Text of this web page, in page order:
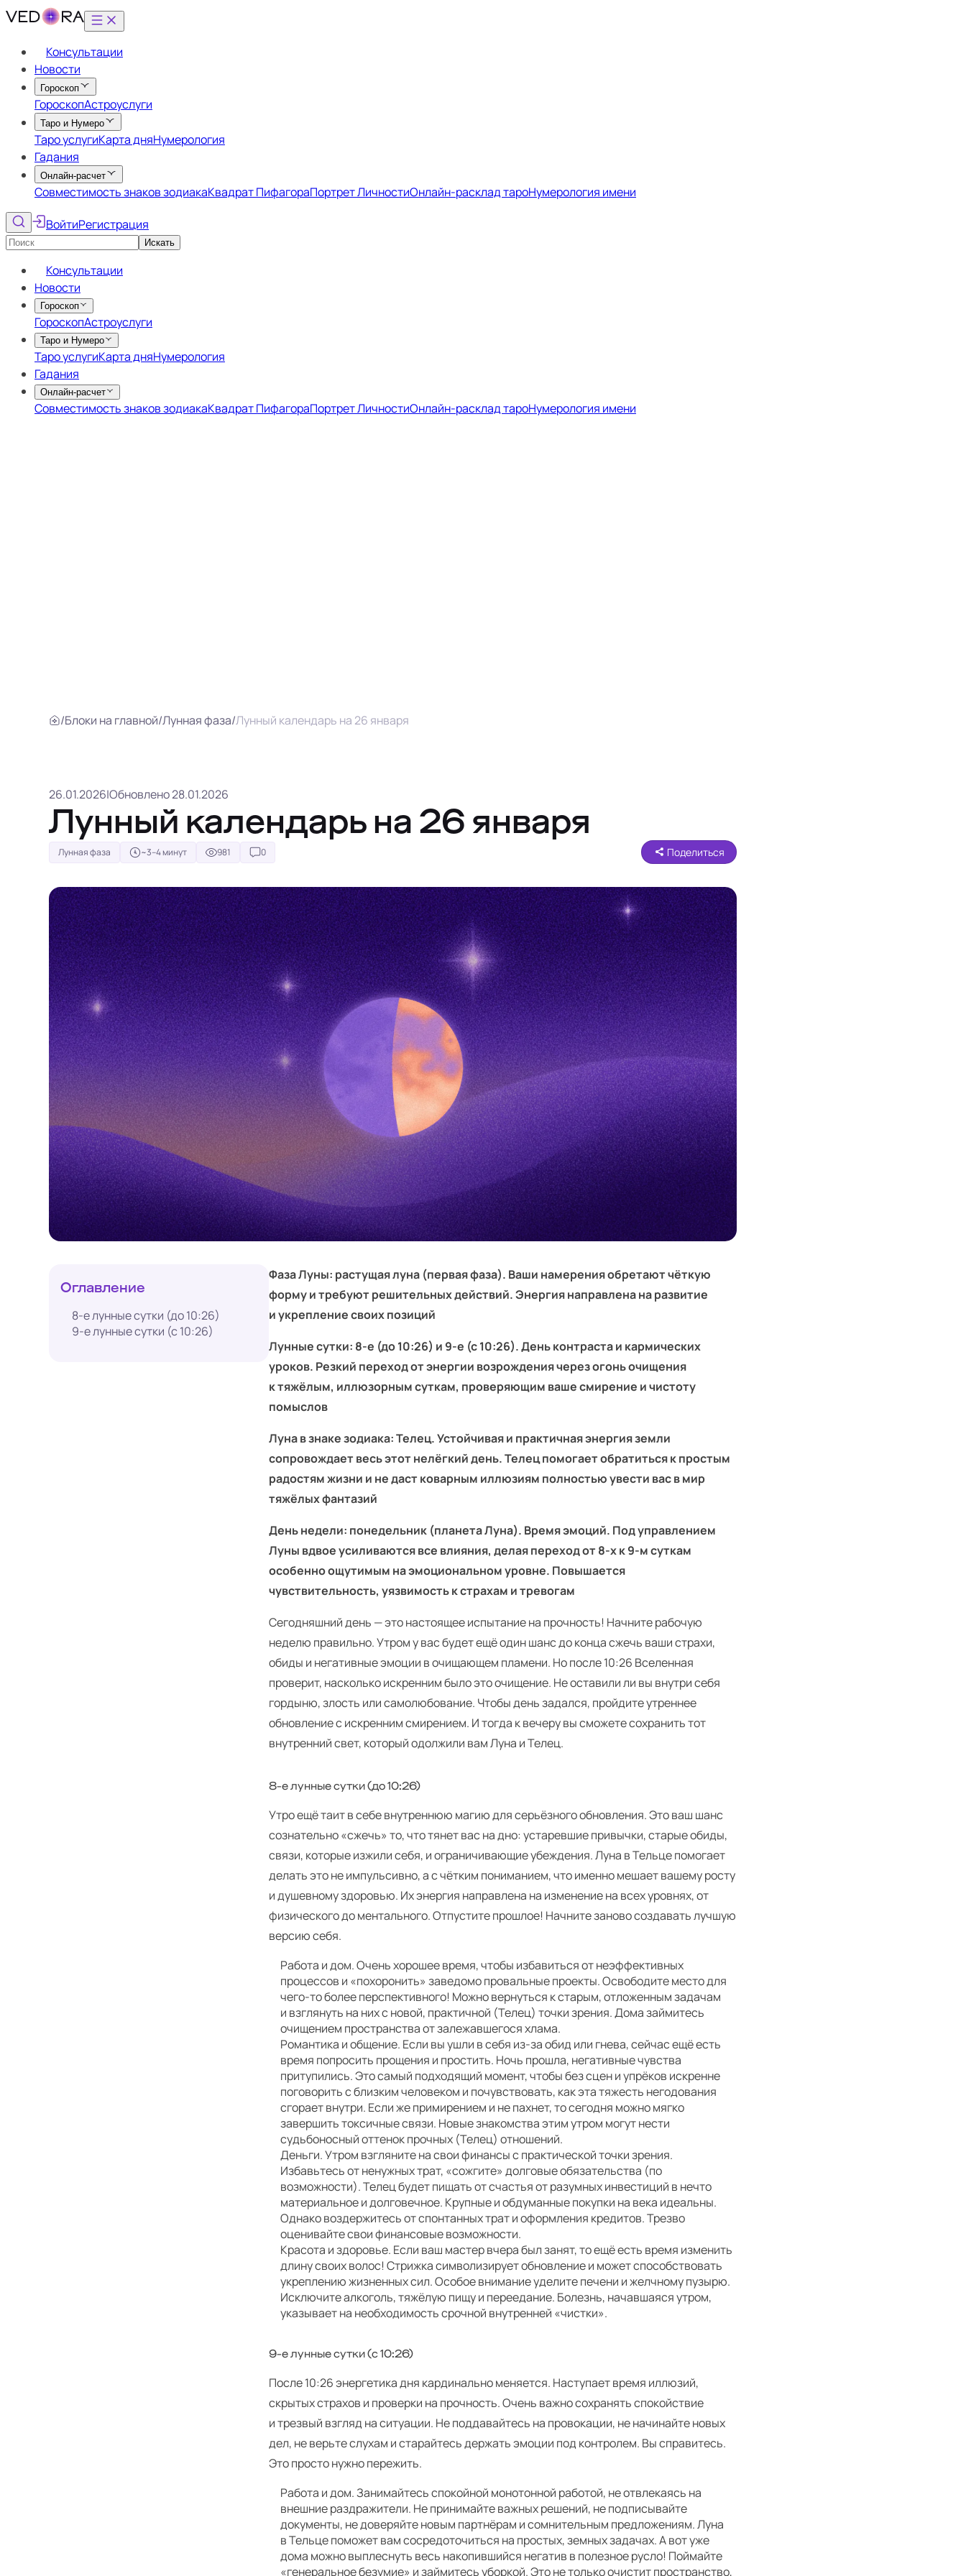
/Блоки на главной/Лунная фаза/Лунный календарь на 26 января
26.01.2026|Обновлено 28.01.2026
Лунный календарь на 26 января
Лунная фаза ~3–4 минут 981 0 Поделиться
Оглавление
8‑е лунные сутки (до 10:26)
9‑е лунные сутки (с 10:26)
Фаза Луны: растущая луна (первая фаза). Ваши намерения обретают чёткую
форму и требуют решительных действий. Энергия направлена на развитие
и укрепление своих позиций
Лунные сутки: 8‑е (до 10:26) и 9‑е (с 10:26). День контраста и кармических
уроков. Резкий переход от энергии возрождения через огонь очищения
к тяжёлым, иллюзорным суткам, проверяющим ваше смирение и чистоту
помыслов
Луна в знаке зодиака: Телец. Устойчивая и практичная энергия земли
сопровождает весь этот нелёгкий день. Телец помогает обратиться к простым
радостям жизни и не даст коварным иллюзиям полностью увести вас в мир
тяжёлых фантазий
День недели: понедельник (планета Луна). Время эмоций. Под управлением
Луны вдвое усиливаются все влияния, делая переход от 8‑х к 9‑м суткам
особенно ощутимым на эмоциональном уровне. Повышается
чувствительность, уязвимость к страхам и тревогам
Сегодняшний день — это настоящее испытание на прочность! Начните рабочую
неделю правильно. Утром у вас будет ещё один шанс до конца сжечь ваши страхи,
обиды и негативные эмоции в очищающем пламени. Но после 10:26 Вселенная
проверит, насколько искренним было это очищение. Не оставили ли вы внутри себя
гордыню, злость или самолюбование. Чтобы день задался, пройдите утреннее
обновление с искренним смирением. И тогда к вечеру вы сможете сохранить тот
внутренний свет, который одолжили вам Луна и Телец.
8‑е лунные сутки (до 10:26)
Утро ещё таит в себе внутреннюю магию для серьёзного обновления. Это ваш шанс
сознательно «сжечь» то, что тянет вас на дно: устаревшие привычки, старые обиды,
связи, которые изжили себя, и ограничивающие убеждения. Луна в Тельце помогает
делать это не импульсивно, а с чётким пониманием, что именно мешает вашему росту
и душевному здоровью. Их энергия направлена на изменение на всех уровнях, от
физического до ментального. Отпустите прошлое! Начните заново создавать лучшую
версию себя.
Работа и дом. Очень хорошее время, чтобы избавиться от неэффективных
процессов и «похоронить» заведомо провальные проекты. Освободите место для
чего-то более перспективного! Можно вернуться к старым, отложенным задачам
и взглянуть на них с новой, практичной (Телец) точки зрения. Дома займитесь
очищением пространства от залежавшегося хлама.
Романтика и общение. Если вы ушли в себя из-за обид или гнева, сейчас ещё есть
время попросить прощения и простить. Ночь прошла, негативные чувства
притупились. Это самый подходящий момент, чтобы без сцен и упрёков искренне
поговорить с близким человеком и почувствовать, как эта тяжесть негодования
сгорает внутри. Если же примирением и не пахнет, то сегодня можно мягко
завершить токсичные связи. Новые знакомства этим утром могут нести
судьбоносный оттенок прочных (Телец) отношений.
Деньги. Утром взгляните на свои финансы с практической точки зрения.
Избавьтесь от ненужных трат, «сожгите» долговые обязательства (по
возможности). Телец будет пищать от счастья от разумных инвестиций в нечто
материальное и долговечное. Крупные и обдуманные покупки на века идеальны.
Однако воздержитесь от спонтанных трат и оформления кредитов. Трезво
оценивайте свои финансовые возможности.
Красота и здоровье. Если ваш мастер вчера был занят, то ещё есть время изменить
длину своих волос! Стрижка символизирует обновление и может способствовать
укреплению жизненных сил. Особое внимание уделите печени и желчному пузырю.
Исключите алкоголь, тяжёлую пищу и переедание. Болезнь, начавшаяся утром,
указывает на необходимость срочной внутренней «чистки».
9‑е лунные сутки (с 10:26)
После 10:26 энергетика дня кардинально меняется. Наступает время иллюзий,
скрытых страхов и проверки на прочность. Очень важно сохранять спокойствие
и трезвый взгляд на ситуации. Не поддавайтесь на провокации, не начинайте новых
дел, не верьте слухам и старайтесь держать эмоции под контролем. Вы справитесь.
Это просто нужно пережить.
Работа и дом. Занимайтесь спокойной монотонной работой, не отвлекаясь на
внешние раздражители. Не принимайте важных решений, не подписывайте
документы, не доверяйте новым партнёрам и сомнительным предложениям. Луна
в Тельце поможет вам сосредоточиться на простых, земных задачах. А вот уже
дома можно выплеснуть весь накопившийся негатив в полезное русло! Поймайте
«генеральное безумие» и займитесь уборкой. Это не только очистит пространство,